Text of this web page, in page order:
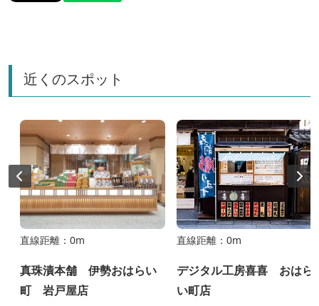
近くのスポット
直線距離：0m
真珠漬本舗 伊勢おはらい
町 岩戸屋店
直線距離：0m
デジタル工房喜喜 おはら
い町店